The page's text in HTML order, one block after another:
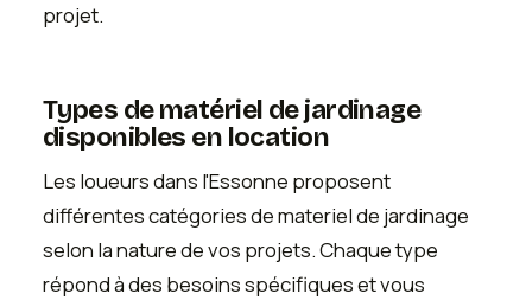
projet.
Types de matériel de jardinage
disponibles en location
Les loueurs dans l'Essonne proposent
différentes catégories de materiel de jardinage
selon la nature de vos projets. Chaque type
répond à des besoins spécifiques et vous